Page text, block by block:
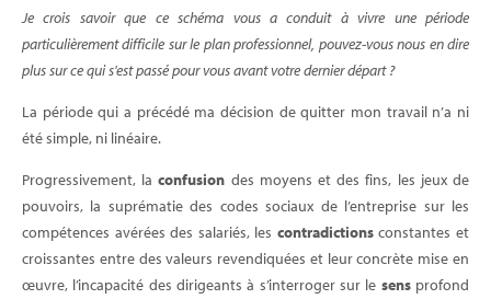
Je crois savoir que ce schéma vous a conduit à vivre une période
particulièrement difficile sur le plan professionnel, pouvez-vous nous en dire
plus sur ce qui s'est passé pour vous avant votre dernier départ ?
La période qui a précédé ma décision de quitter mon travail n’a ni
été simple, ni linéaire.
Progressivement, laconfusion des moyens et des fins, les jeux de
pouvoirs, la suprématie des codes sociaux de l’entreprise sur les
compétences avérées des salariés, les contradictionsconstantes et
croissantes entre des valeurs revendiquées et leur concrète mise en
œuvre, l’incapacité des dirigeants à s’interroger sur le sens profond